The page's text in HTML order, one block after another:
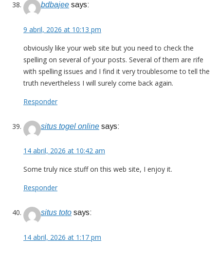
bdbajee says:
9 abril, 2026 at 10:13 pm
obviously like your web site but you need to check the
spelling on several of your posts. Several of them are rife
with spelling issues and I find it very troublesome to tell the
truth nevertheless I will surely come back again.
Responder
situs togel online says:
14 abril, 2026 at 10:42 am
Some truly nice stuff on this web site, I enjoy it.
Responder
situs toto says:
14 abril, 2026 at 1:17 pm